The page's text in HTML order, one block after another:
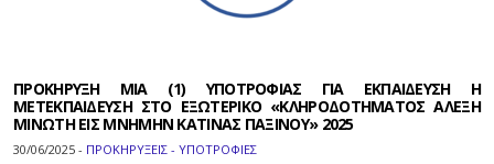
ΠΡΟΚΗΡΥΞΗ ΜΙΑ (1) ΥΠΟΤΡΟΦΙΑΣ ΓΙΑ ΕΚΠΑΙΔΕΥΣΗ Η
ΜΕΤΕΚΠΑΙΔΕΥΣΗ ΣΤΟ ΕΞΩΤΕΡΙΚΟ «ΚΛΗΡΟΔΟΤΗΜΑΤΟΣ ΑΛΕΞΗ
ΜΙΝΩΤΗ ΕΙΣ ΜΝΗΜΗΝ ΚΑΤΙΝΑΣ ΠΑΞΙΝΟΥ» 2025
30/06/2025 - ΠΡΟΚΗΡΥΞΕΙΣ - ΥΠΟΤΡΟΦΙΕΣ